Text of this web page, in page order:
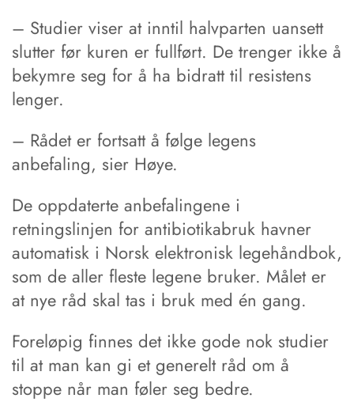
– Studier viser at inntil halvparten uansett
slutter før kuren er fullført. De trenger ikke å
bekymre seg for å ha bidratt til resistens
lenger.
– Rådet er fortsatt å følge legens
anbefaling, sier Høye.
De oppdaterte anbefalingene i
retningslinjen for antibiotikabruk havner
automatisk i Norsk elektronisk legehåndbok,
som de aller fleste legene bruker. Målet er
at nye råd skal tas i bruk med én gang.
Foreløpig finnes det ikke gode nok studier
til at man kan gi et generelt råd om å
stoppe når man føler seg bedre.